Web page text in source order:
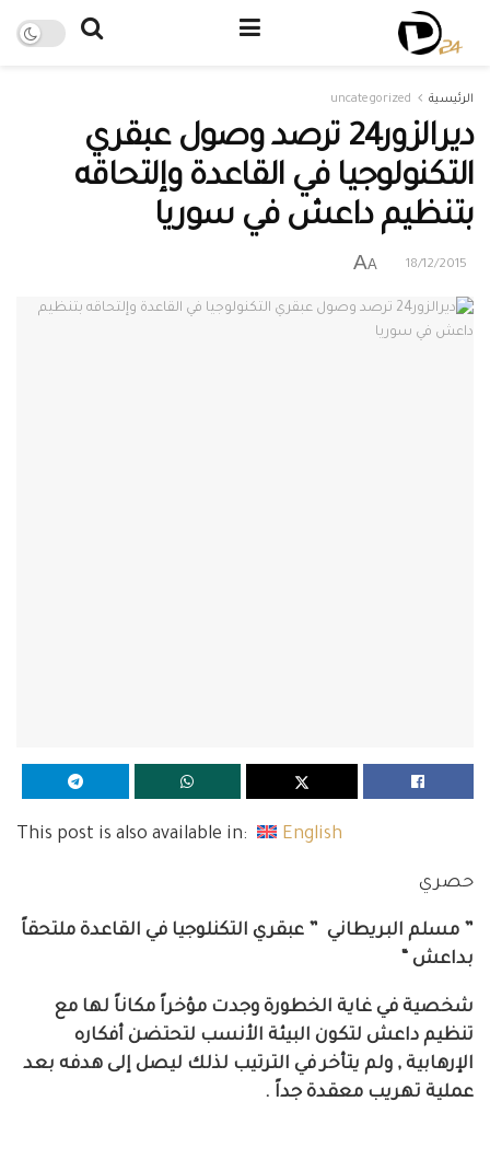
الرئيسية uncategorized
ديرالزور24 ترصد وصول عبقري
التكنولوجيا في القاعدة وإلتحاقه
بتنظيم داعش في سوريا
18/12/2015
A
A
This post is also available in: English
حصري
” مسلم البريطاني ” عبقري التكنلوجيا في القاعدة ملتحقاً
بداعش “
شخصية في غاية الخطورة وجدت مؤخراً مكاناً لها مع
تنظيم داعش لتكون البيئة الأنسب لتحتضن أفكاره
الإرهابية , ولم يتأخر في الترتيب لذلك ليصل إلى هدفه بعد
عملية تهريب معقدة جداً .